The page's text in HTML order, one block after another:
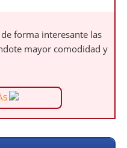
forma interesante las
mayor comodidad y